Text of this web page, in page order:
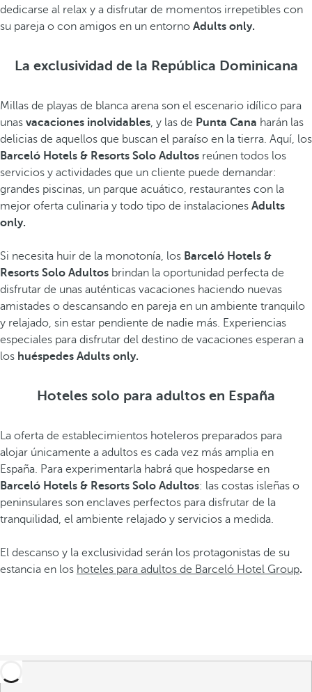
dedicarse al relax y a disfrutar de momentos irrepetibles con
su pareja o con amigos en un entorno Adults only.
La exclusividad de la República Dominicana
Millas de playas de blanca arena son el escenario idílico para
unas vacaciones inolvidables, y las de Punta Cana harán las
delicias de aquellos que buscan el paraíso en la tierra. Aquí, los
Barceló Hotels & Resorts Solo Adultos reúnen todos los
servicios y actividades que un cliente puede demandar:
grandes piscinas, un parque acuático, restaurantes con la
mejor oferta culinaria y todo tipo de instalaciones Adults
only.
Si necesita huir de la monotonía, los Barceló Hotels &
Resorts Solo Adultos brindan la oportunidad perfecta de
disfrutar de unas auténticas vacaciones haciendo nuevas
amistades o descansando en pareja en un ambiente tranquilo
y relajado, sin estar pendiente de nadie más. Experiencias
especiales para disfrutar del destino de vacaciones esperan a
los huéspedes Adults only.
Hoteles solo para adultos en España
La oferta de establecimientos hoteleros preparados para
alojar únicamente a adultos es cada vez más amplia en
España. Para experimentarla habrá que hospedarse en
Barceló Hotels & Resorts Solo Adultos: las costas isleñas o
peninsulares son enclaves perfectos para disfrutar de la
tranquilidad, el ambiente relajado y servicios a medida.
El descanso y la exclusividad serán los protagonistas de su
estancia en los hoteles para adultos de Barceló Hotel Group.